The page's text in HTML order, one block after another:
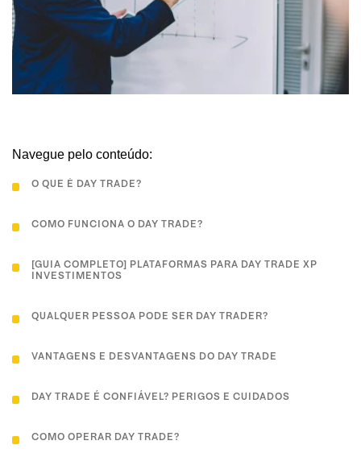
Navegue pelo conteúdo:
O QUE É DAY TRADE?
COMO FUNCIONA O DAY TRADE?
[GUIA COMPLETO] PLATAFORMAS PARA DAY TRADE XP
INVESTIMENTOS
QUALQUER PESSOA PODE SER DAY TRADER?
VANTAGENS E DESVANTAGENS DO DAY TRADE
DAY TRADE É CONFIÁVEL? PERIGOS E CUIDADOS
COMO OPERAR DAY TRADE?